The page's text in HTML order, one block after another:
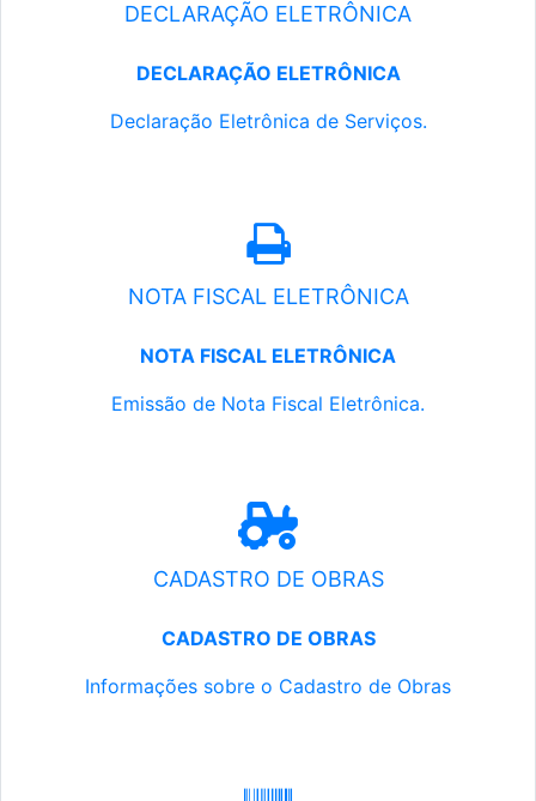
DECLARAÇÃO ELETRÔNICA
DECLARAÇÃO ELETRÔNICA
Declaração Eletrônica de Serviços.
NOTA FISCAL ELETRÔNICA
NOTA FISCAL ELETRÔNICA
Emissão de Nota Fiscal Eletrônica.
CADASTRO DE OBRAS
CADASTRO DE OBRAS
Informações sobre o Cadastro de Obras